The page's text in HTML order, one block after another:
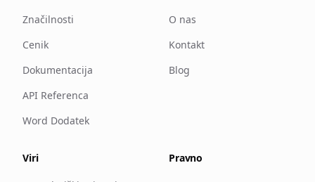
Značilnosti
Cenik
Dokumentacija
API Referenca
Word Dodatek
O nas
Kontakt
Blog
Viri Pravno